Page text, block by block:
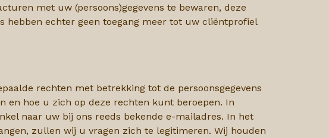
met uw (persoons)gegevens te bewaren, deze
hebben echter geen toegang meer tot uw cliëntprofiel
rechten met betrekking tot de persoonsgegevens
en hoe u zich op deze rechten kunt beroepen. In
naar uw bij ons reeds bekende e-mailadres. In het
zullen wij u vragen zich te legitimeren. Wij houden